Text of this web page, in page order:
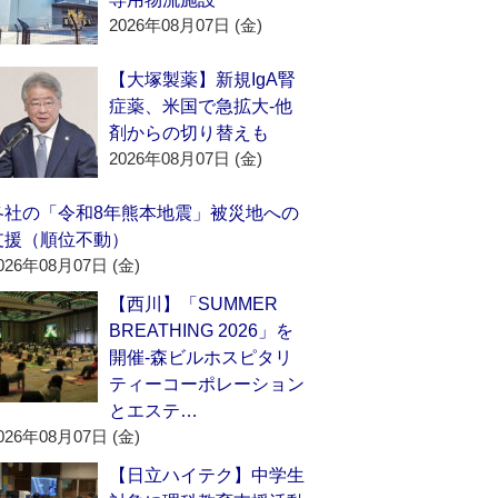
2026年08月07日 (金)
【大塚製薬】新規IgA腎
症薬、米国で急拡大‐他
剤からの切り替えも
2026年08月07日 (金)
社の「令和8年熊本地震」被災地への
援（順位不動）
年08月07日 (金)
【西川】「SUMMER
BREATHING 2026」を
開催‐森ビルホスピタリ
ティーコーポレーション
とエステ…
年08月07日 (金)
【日立ハイテク】中学生